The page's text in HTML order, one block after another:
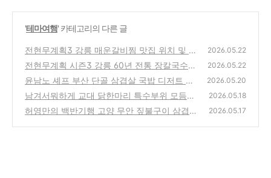
'테마여행' 카테고리의 다른 글
전현무계획3 강릉 매운갈비찜 맛집 위치 및 방
문팁 feat. 환희 브라이언
(0)
2026.05.22
전현무계획 시즌3 강릉 60년 전통 장칼국수
맛집 위치 및 방문팁
(0)
2026.05.22
윤남노 셰프 부산 단골 삼겹살 국밥 디저트 맛
집 총정리 feat. 윤남노포
(0)
2026.05.20
남겨서뭐하게 교대 닭한마리 특수부위 모듬구
이 맛집 위치 및 방문팁 feat. 서경석, 김효진
2026.05.18
허영만의 백반기행 고양 무안 짚불구이 삼겹살
2026.05.17